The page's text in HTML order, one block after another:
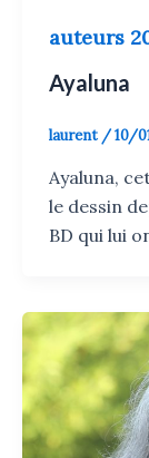
auteurs
Ayaluna
laurent /10/
Ayaluna,
le dessin
BD qui lui